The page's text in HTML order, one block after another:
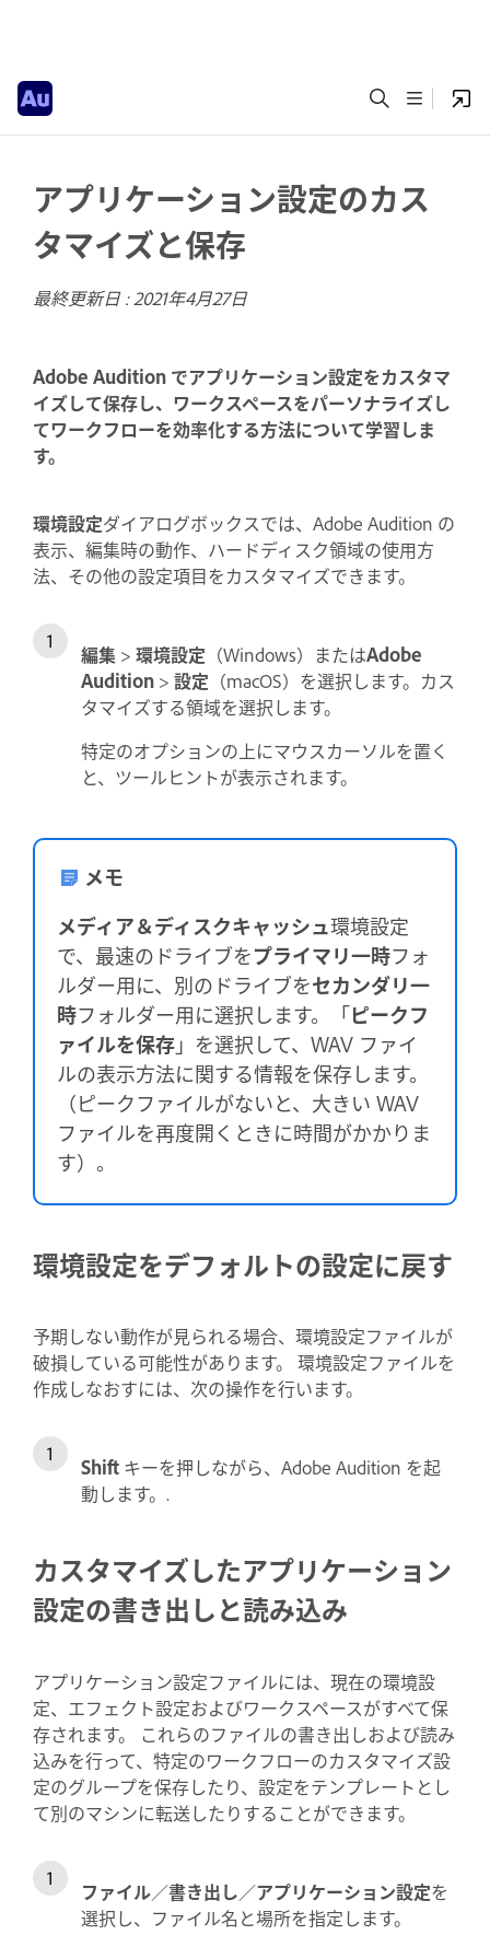
アプリケーション設定のカス
タマイズと保存
最終更新日 :2021年4月27日
Adobe Audition でアプリケーション設定をカスタマ
イズして保存し、ワークスペースをパーソナライズし
てワークフローを効率化する方法について学習しま
す。
環境設定ダイアログボックスでは、Adobe Audition の
表示、編集時の動作、ハードディスク領域の使用方
法、その他の設定項目をカスタマイズできます。
編集 > 環境設定 （Windows）またはAdobe
Audition > 設定 （macOS）を選択します。カス
タマイズする領域を選択します。
特定のオプションの上にマウスカーソルを置く
と、ツールヒントが表示されます。
メモ
メディア＆ディスクキャッシュ環境設定
で、最速のドライブをプライマリ一時フォ
ルダー用に、別のドライブをセカンダリ一
時フォルダー用に選択します。「ピークフ
ァイルを保存」を選択して、WAV ファイ
ルの表示方法に関する情報を保存します。
（ピークファイルがないと、大きい WAV
ファイルを再度開くときに時間がかかりま
す）。
環境設定をデフォルトの設定に戻す
予期しない動作が見られる場合、環境設定ファイルが
破損している可能性があります。 環境設定ファイルを
作成しなおすには、次の操作を行います。
Shift キーを押しながら、Adobe Audition を起
動します。.
カスタマイズしたアプリケーション
設定の書き出しと読み込み
アプリケーション設定ファイルには、現在の環境設
定、エフェクト設定およびワークスペースがすべて保
存されます。 これらのファイルの書き出しおよび読み
込みを行って、特定のワークフローのカスタマイズ設
定のグループを保存したり、設定をテンプレートとし
て別のマシンに転送したりすることができます。
ファイル／書き出し／アプリケーション設定を
選択し、ファイル名と場所を指定します。